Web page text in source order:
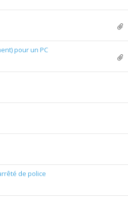
pour un PC
de police